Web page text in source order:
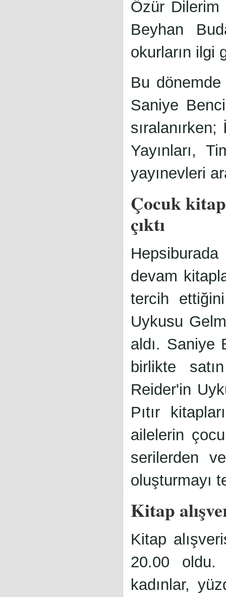
Özür Dilerim
Beyhan
okurların ilgi
Bu
Saniye
Yayınları,
yayınevleri
Çocuk
çıktı
devam
tercih
Uykusu
aldı. Saniye
birlikte
Reider'in
Pıtır
ailelerin
serilerden
oluşturmayı
Kitap
Kitap
20.00 oldu.
kadınlar,